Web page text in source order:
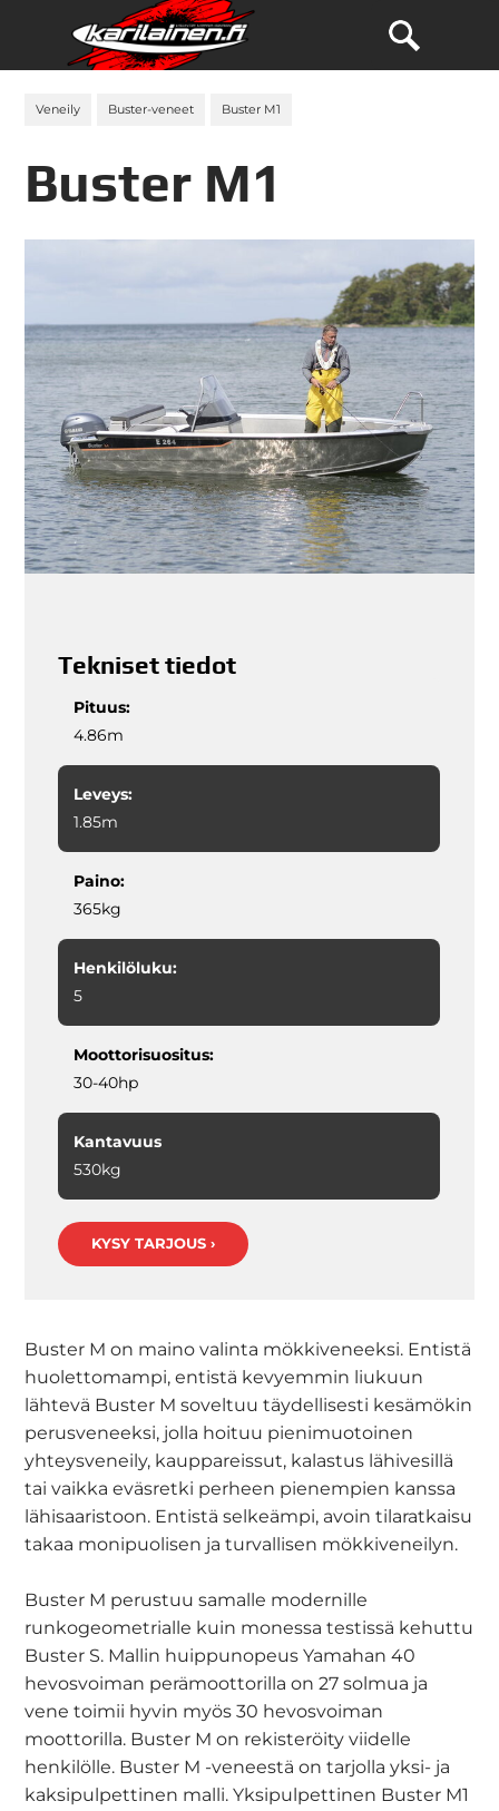
Veneily Buster-veneet Buster M1
Buster M1
Tekniset tiedot
Pituus:
4.86m
Leveys:
1.85m
Paino:
365kg
Henkilöluku:
5
Moottorisuositus:
30-40hp
Kantavuus
530kg
KYSY TARJOUS ›
Buster M on maino valinta mökkiveneeksi. Entistä
huolettomampi, entistä kevyemmin liukuun
lähtevä Buster M soveltuu täydellisesti kesämökin
perusveneeksi, jolla hoituu pienimuotoinen
yhteysveneily, kauppareissut, kalastus lähivesillä
tai vaikka eväsretki perheen pienempien kanssa
lähisaaristoon. Entistä selkeämpi, avoin tilaratkaisu
takaa monipuolisen ja turvallisen mökkiveneilyn.
Buster M perustuu samalle modernille
runkogeometrialle kuin monessa testissä kehuttu
Buster S. Mallin huippunopeus Yamahan 40
hevosvoiman perämoottorilla on 27 solmua ja
vene toimii hyvin myös 30 hevosvoiman
moottorilla. Buster M on rekisteröity viidelle
henkilölle. Buster M -veneestä on tarjolla yksi- ja
kaksipulpettinen malli. Yksipulpettinen Buster M1